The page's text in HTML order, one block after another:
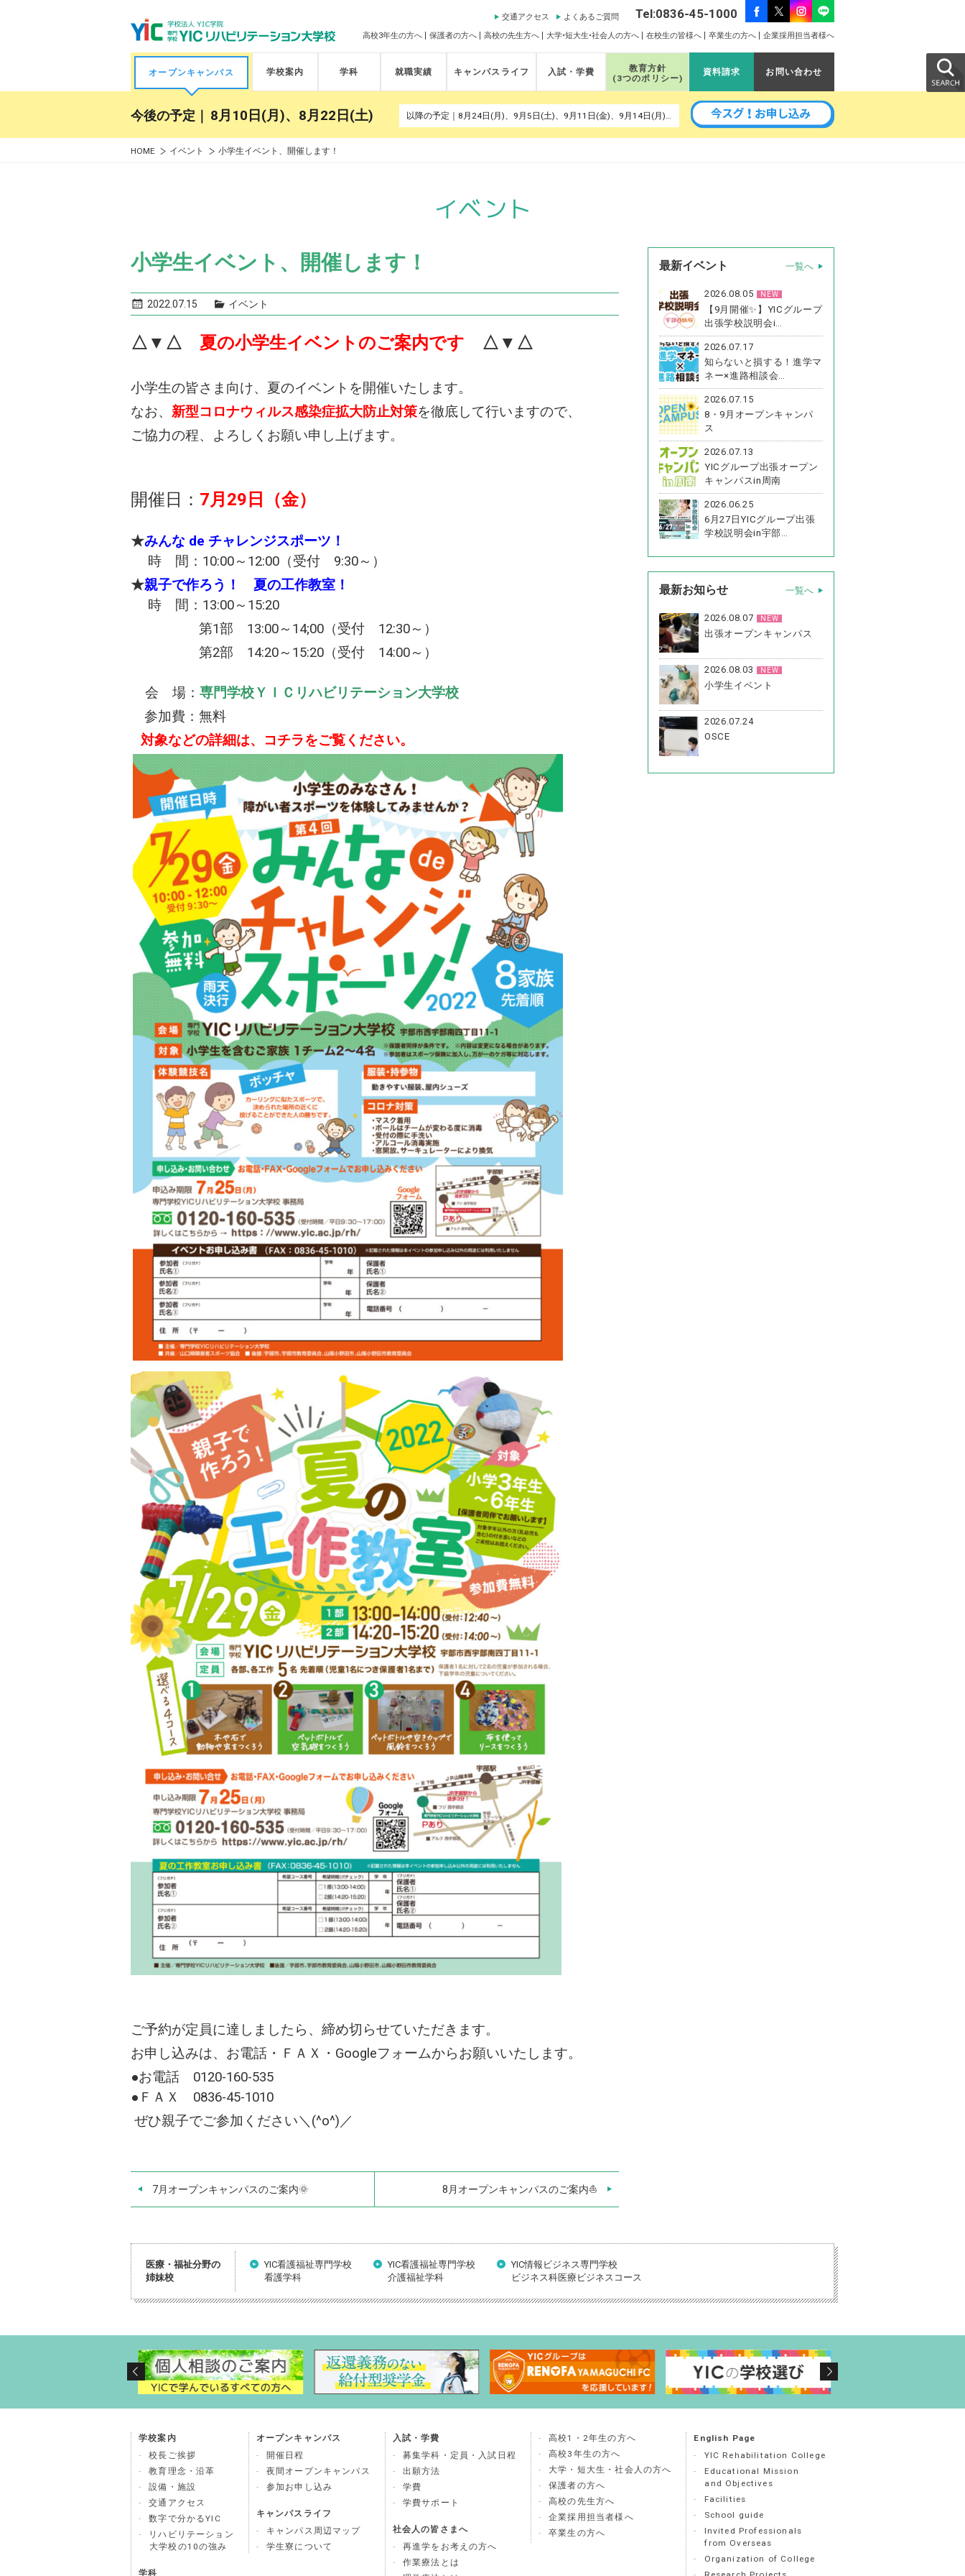
高校3年生の方へ 保護者の方へ 高校の先生方へ 大学•短大生•社会人の方へ 在校生の皆様へ 卒業生の方へ 企業採用担当者様へ
Tel:0836-45-1000
交通アクセス よくあるご質問
オープンキャンパス 学校案内 学科 就職実績 キャンパスライフ 入試・学費
教育方針
(3つのポリシー)
資料請求 お問い合わせ
今後の予定｜ 8月10日(月)、8月22日(土) 以降の予定｜8月24日(月)、9月5日(土)、9月11日(金)、9月14日(月)、9月16日(水)、9月26日(土)、10月3日(土)、10月24日(土)
HOME イベント 小学生イベント、開催します！
小学生イベント、開催します！
2022.07.15 イベント
△▼△ 夏の小学生イベントのご案内です △▼△
小学生の皆さま向け、夏のイベントを開催いたします。
なお、 新型コロナウィルス感染症拡大防止対策を徹底して行いますので、
ご協力の程、よろしくお願い申し上げます。
開催日： 7月29日（金）
★みんな de チャレンジスポーツ！
時 間：10:00～12:00（受付 9:30～）
★親子で作ろう！ 夏の工作教室！
時 間：13:00～15:20
第1部 13:00～14;00（受付 12:30～）
第2部 14:20～15:20（受付 14:00～）
会 場： 専門学校ＹＩＣリハビリテーション大学校
参加費：無料
対象などの詳細は、コチラをご覧ください。
ご予約が定員に達しましたら、締め切らせていただきます。
お申し込みは、お電話・ＦＡＸ・Googleフォームからお願いいたします。
●お電話 0120-160-535
●ＦＡＸ 0836-45-1010
ぜひ親子でご参加ください＼(^o^)／
7月オープンキャンパスのご案内🌞 8月オープンキャンパスのご案内⛵
最新イベント 一覧へ
2026.08.05 NEW
【9月開催✨】YICグループ
出張学校説明会i…
2026.07.17
知らないと損する！進学マ
ネー×進路相談会…
2026.07.15
8・9月オープンキャンパ
ス
2026.07.13
YICグループ出張オープン
キャンパスin周南
2026.06.25
6月27日YICグループ出張
学校説明会in宇部…
最新お知らせ 一覧へ
2026.08.07 NEW
出張オープンキャンパス
2026.08.03 NEW
小学生イベント
2026.07.24
OSCE
医療・福祉分野の
姉妹校
YIC看護福祉専門学校
看護学科
YIC看護福祉専門学校
介護福祉学科
YIC情報ビジネス専門学校
ビジネス科医療ビジネスコース
学校案内
校長ご挨拶
教育理念・沿革
設備・施設
交通アクセス
数字で分かるYIC
リハビリテーション
大学校の10の強み
学科
オープンキャンパス
開催日程
夜間オープンキャンパス
参加お申し込み
キャンパスライフ
キャンパス周辺マップ
学生寮について
入試・学費
募集学科・定員・入試日程
出願方法
学費
学費サポート
社会人の皆さまへ
再進学をお考えの方へ
作業療法とは
高校1・2年生の方へ
高校3年生の方へ
大学・短大生・社会人の方へ
保護者の方へ
高校の先生方へ
企業採用担当者様へ
卒業生の方へ
English Page
YIC Rehabilitation College
Educational Mission
and Objectives
Facilities
School guide
Invited Professionals
from Overseas
Organization of College